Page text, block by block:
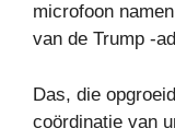
microfoon
van de Trump -
Das, die
coördinatie van